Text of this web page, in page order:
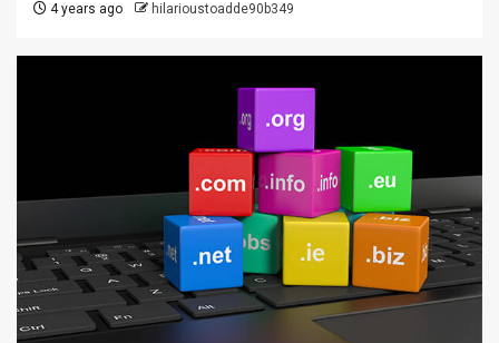
4 years ago hilarioustoadde90b349